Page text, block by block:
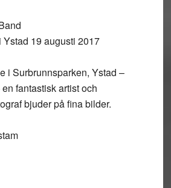
19 augusti 2017
i Surbrunnsparken, Ystad –
en fantastisk artist och
bjuder på fina bilder.